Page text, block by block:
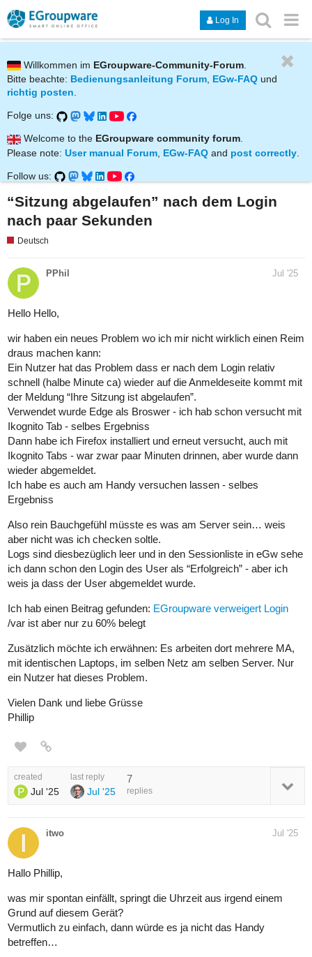
Log In
Willkommen im EGroupware-Community-Forum
Bitte beachte: Bedienungsanleitung Forum, EGw-FAQ und
richtig posten.
Folge uns:
Welcome to the EGroupware community forum.
Please note: User manual Forum EGw-FAQ and post correctly
Follow us:
“Sitzung abgelaufen” nach dem Login
nach paar Sekunden
Deutsch
PPhil Jul '25
Hello Hello,
wir haben ein neues Problem wo ich mir nicht wirklich einen Reim
draus machen kann:
Ein Nutzer hat das Problem dass er nach dem Login relativ
schnell (halbe Minute ca) wieder auf die Anmeldeseite kommt mit
der Meldung “Ihre Sitzung ist abgelaufen”.
Verwendet wurde Edge als Broswer - ich hab schon versucht mit
Ikognito Tab - selbes Ergebniss
Dann habe ich Firefox installiert und erneut versucht, auch mit
Ikognito Tabs - war zwar paar Minuten drinnen, aber wurde dann
wieder abgemeldet.
Ich habe es auch am Handy versuchen lassen - selbes
Ergebniss
Also rein Bauchgefühl müsste es was am Server sein… weis
aber nicht was ich checken soltle.
Logs sind diesbezüglich leer und in den Sessionliste in eGw sehe
ich dann schon den Login des User als “Erfolgreich” - aber ich
weis ja dass der User abgemeldet wurde.
Ich hab einen Beitrag gefunden: EGroupware verweigert Login
/var ist aber nur zu 60% belegt
Zusätzlich möchte ich erwähnen: Es arbeiten dort mehrere MA,
mit identischen Laptops, im selben Netz am selben Server. Nur
ein Nutzer hat dieses Problem.
Vielen Dank und liebe Grüsse
Phillip
created
Jul '25
last reply
Jul '25
7
replies
itwo Jul '25
Hallo Phillip,
was mir spontan einfällt, springt die Uhrzeit aus irgend einem
Grund auf diesem Gerät?
Vermutlich zu einfach, dann würde es ja nicht das Handy
betreffen…